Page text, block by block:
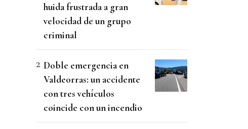
huida frustrada a gran
velocidad de un grupo
criminal
Doble emergencia en
Valdeorras: un accidente
con tres vehículos
coincide con un incendio